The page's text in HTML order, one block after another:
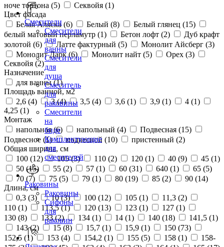
Смесители
Смесители
для
ванны
Смесители
для
душа
Смеситель
для
раковины
Смесители
на
биде
Комплектующие
для
смесителей
Раковины
Раковины
Сифоны
для
раковин
ноче тортона (5) Секвойя (1)
Цвет фасада
Белая Аляска (6) Белый (8) Белый глянец (15)
белый матовый перламутр (1) Бетон лофт (2)
Дуб крафт
золотой (6) Латте фактурный (5) Монолит Айсберг (3)
Монолит Дарк (6) Монолит найт (5) Орех (3)
Секвойя (2)
Назначение
для ванны (1)
Площадь ванной, м2
2,6 (4) 3 (4) 3,5 (4) 3,6 (1) 3,9 (1) 4 (1)
4,25 (1)
Монтаж
напольная (6) напольный (4) Подвесная (15)
Подвесное (1) подвесной (10) пристенный (2)
Общая ширина, см
100 (12) 105 (3) 110 (2) 120 (1) 40 (9) 45 (1)
50 (15) 55 (2) 57 (1) 60 (31) 640 (1) 65 (5)
70 (7) 75 (5) 79 (1) 80 (19) 85 (2) 90 (14)
Длина, см
0,3 (3) 10 (3) 100 (12) 105 (1) 11,3 (2)
110 (1) 113,5 (1) 120 (13) 123 (1) 127 (1)
130 (8) 133 (2) 134 (1) 14 (1) 140 (18) 141,5 (1)
143 (2) 15 (8) 15,7 (1) 15,9 (1) 150 (73)
152,5 (1) 153 (4) 154,2 (1) 155 (5) 158 (1)
158-